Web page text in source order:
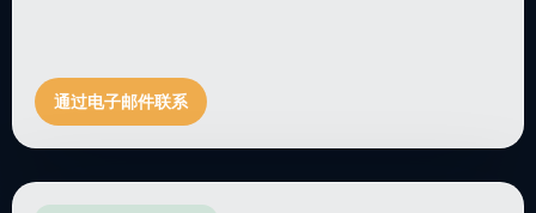
通过电子邮件联系